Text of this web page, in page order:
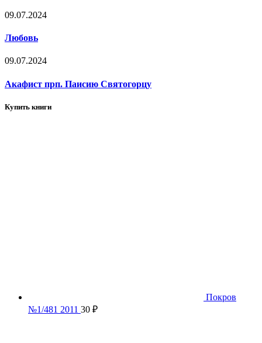
09.07.2024
Любовь
09.07.2024
Акафист прп. Паисию Святогорцу
Купить книги
Покров
№1/481 2011 30 ₽